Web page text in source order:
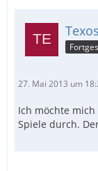
Texos
27. Mai 2013 um
Ich möchte
Spiele durch.